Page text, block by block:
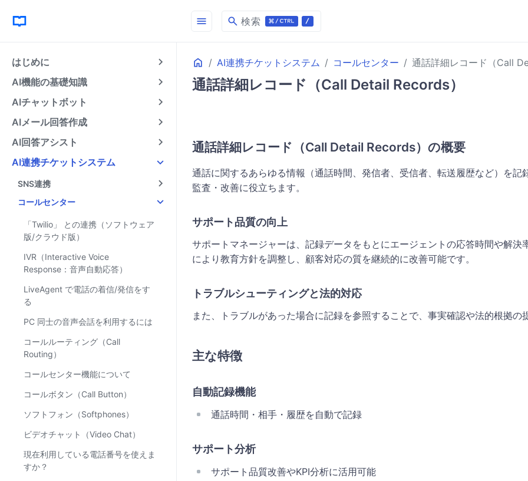
はじめに
AI機能の基礎知識
AIチャットボット
AIメール回答作成
AI回答アシスト
AI連携チケットシステム
SNS連携
コールセンター
「Twilio」 との連携（ソフトウェア
版/クラウド版）
IVR（Interactive Voice
Response：音声自動応答）
LiveAgent で電話の着信/発信をす
る
PC 同士の音声会話を利用するには
コールルーティング（Call
Routing）
コールセンター機能について
コールボタン（Call Button）
ソフトフォン（Softphones）
ビデオチャット（Video Chat）
現在利用している電話番号を使えま
すか？
menu search 検索
Home AI連携チケットシステム コールセンター
通話詳細レコード（Call
通話詳細レコード（Call Detail Records）
通話詳細レコード（Call Detail Records）の概要
通話に関するあらゆる情報（通話時間、発信者、受信者、転送履歴など）を記
監査・改善に役立ちます。
サポート品質の向上
サポートマネージャーは、記録データをもとにエージェントの応答時間や解決
により教育方針を調整し、顧客対応の質を継続的に改善可能です。
トラブルシューティングと法的対応
また、トラブルがあった場合に記録を参照することで、事実確認や法的根拠の
主な特徴
自動記録機能
通話時間・相手・履歴を自動で記録
サポート分析
サポート品質改善やKPI分析に活用可能